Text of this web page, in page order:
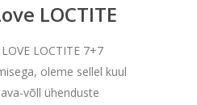
LOCTITE
LOCTITE 7+7
oleme sellel kuul
võll ühenduste